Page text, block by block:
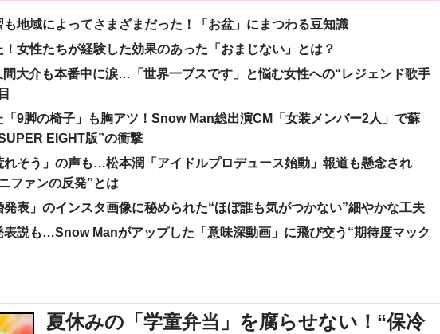
地域によってさまざまだった！「お盆」にまつわる豆知識
！女性たちが経験した効果のあった「おまじない」とは？
大介も本番中に涙…「世界一ブスです」と悩む女性への“レジェンド歌手
「9脚の椅子」も胸アツ！Snow Man総出演CM「女装メンバー2人」で蘇
EIGHT版”の衝撃
れそう」の声も…松本潤「アイドルプロデュース始動」報道も懸念され
ファンの反発”とは
発表」のインスタ画像に秘められた“ほぼ誰も気がつかない”細やかな工夫
表説も…Snow Manがアップした「意味深動画」に飛び交う“期待度マック
夏休みの「学童弁当」を腐らせない！“保冷